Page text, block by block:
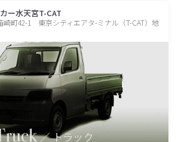
ー水天宮T-CAT
崎町42-1 東京シティエアタ-ミナル（T-CAT）地